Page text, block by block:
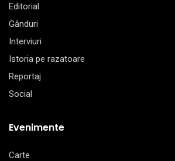
Editorial
Gânduri
Interviuri
Istoria pe razatoare
Reportaj
Social
Evenimente
Carte